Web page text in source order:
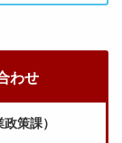
わせ
策課）